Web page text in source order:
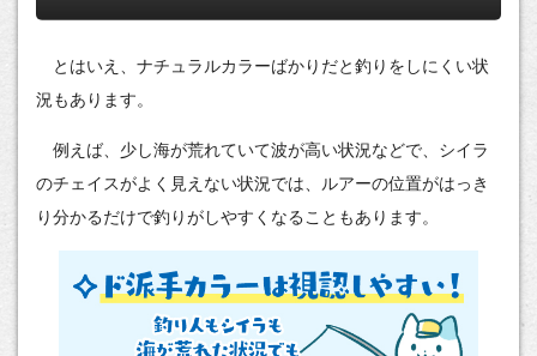
とはいえ、ナチュラルカラーばかりだと釣りをしにくい状
況もあります。
例えば、少し海が荒れていて波が高い状況などで、シイラ
のチェイスがよく見えない状況では、ルアーの位置がはっき
り分かるだけで釣りがしやすくなることもあります。